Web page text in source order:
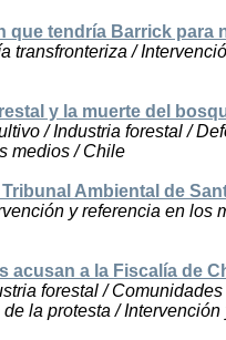
que tendría Barrick para
transfronteriza /
y la muerte del
/ Industria forestal /
medios / Chile
Ambiental de
y referencia en los
acusan a la Fiscalía de
forestal /
la protesta /